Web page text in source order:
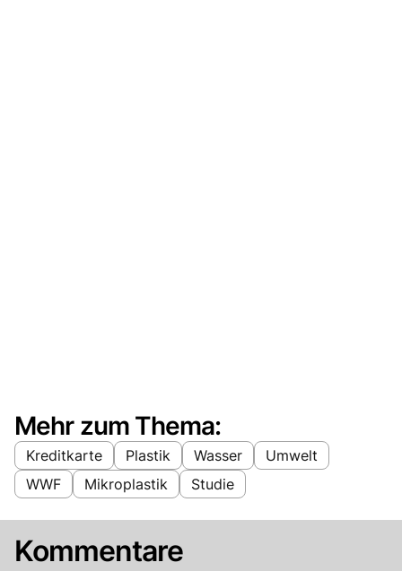
Mehr zum Thema:
Kreditkarte Plastik Wasser
Umwelt
WWF
Mikroplastik Studie
Kommentare